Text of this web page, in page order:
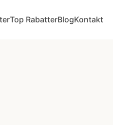
Top RabatterBlogKontakt